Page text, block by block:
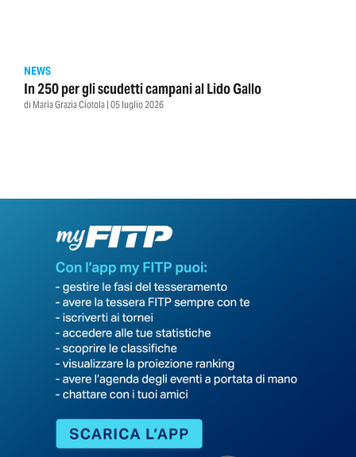
NEWS
In 250 per gli scudetti campani al Lido Gallo
di Maria Grazia Ciotola | 05 luglio 2026